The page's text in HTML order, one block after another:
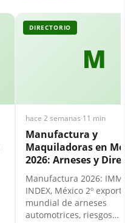
M
DIRECTORIO
hace 2 semanas·11 min
Manufactura y
Maquiladoras en
2026: Arneses y
Manufactura 2026:
INDEX, México 2º
mundial de arneses
automotrices, riesgos…